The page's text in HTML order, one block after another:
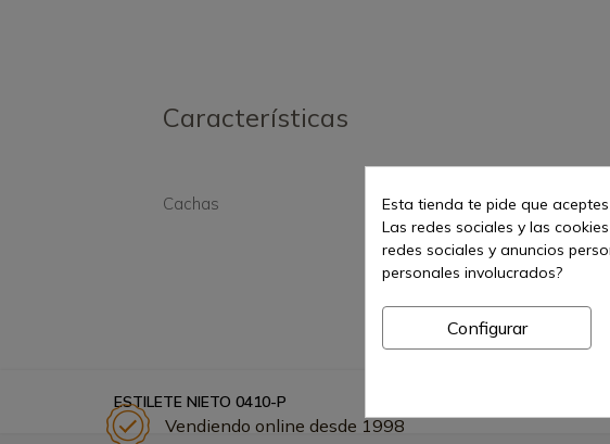
Características
Cachas Sintético
ESTILETE NIETO 0410-P
Vendiendo online desde 1998
Esta tienda te pide que
Las redes sociales y las
redes sociales y anuncios
personales involucrados?
Configurar